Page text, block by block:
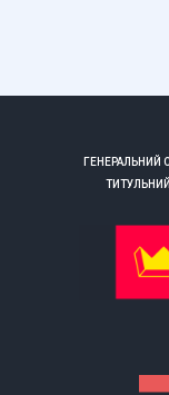
ГЕНЕРАЛЬНИЙ
ТИТУЛЬНИЙ